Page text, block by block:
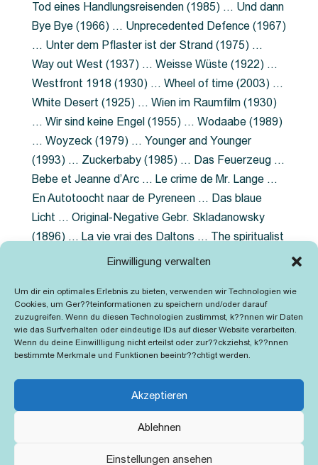
Einwilligung verwalten
Um dir ein optimales Erlebnis zu bieten, verwenden wir Technologien wie
Cookies, um Ger??teinformationen zu speichern und/oder darauf
zuzugreifen. Wenn du diesen Technologien zustimmst, k??nnen wir Daten
wie das Surfverhalten oder eindeutige IDs auf dieser Website verarbeiten.
Wenn du deine Einwillligung nicht erteilst oder zur??ckziehst, k??nnen
bestimmte Merkmale und Funktionen beeintr??chtigt werden.
Akzeptieren
Ablehnen
Einstellungen ansehen
Tod eines Handlungsreisenden (1985) … Und dann
Bye Bye (1966) … Unprecedented Defence (1967)
… Unter dem Pflaster ist der Strand (1975) …
Way out West (1937) … Weisse Wüste (1922) …
Westfront 1918 (1930) … Wheel of time (2003) …
White Desert (1925) … Wien im Raumfilm (1930)
… Wir sind keine Engel (1955) … Wodaabe (1989)
… Woyzeck (1979) … Younger and Younger
(1993) … Zuckerbaby (1985) … Das Feuerzeug …
Bebe et Jeanne d’Arc … Le crime de Mr. Lange …
En Autotoocht naar de Pyreneen … Das blaue
Licht … Original-Negative Gebr. Skladanowsky
(1896) … La vie vrai des Daltons … The spiritualist
photographer … Feuer im Fjord … The Song of the
Grubenlampe … Tolstoy … Grün ist die Heide …
Lady Hamilton … Mütter verzaget nicht …
Ruttmann Werbefilme